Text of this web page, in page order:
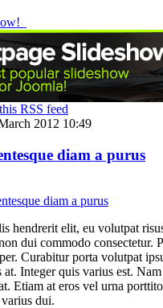
RSS feed
2012 10:49
diam a purus
hendrerit elit, eu volutpat
dui commodo consectetur.
Curabitur porta volutpat
at. Integer quis varius est.
Etiam at eros vel urna
dui.